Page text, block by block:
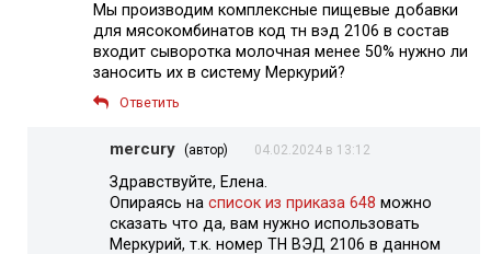
Мы производим комплексные пищевые добавки
для мясокомбинатов код тн вэд 2106 в состав
входит сыворотка молочная менее 50% нужно ли
заносить их в систему Меркурий?
Ответить
mercury (автор) 04.02.2024 в 13:12
Здравствуйте, Елена.
Опираясь на список из приказа 648 можно
сказать что да, вам нужно использовать
Меркурий, т.к. номер ТН ВЭД 2106 в данном